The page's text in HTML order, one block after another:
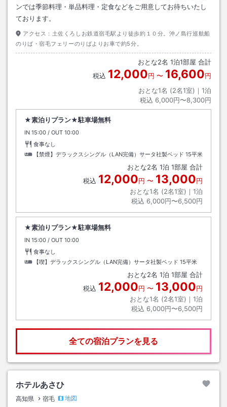
ンでは季節料理・単品料理・定食などをご用意してお待ちいたし
ております。
アクセス： 土佐くろしお鉄道宿毛駅より徒歩約１０分。沖ノ島行巡航船
のりば・宿毛フェリーのりばよりお車で約5分。
おとな2名 1泊1部屋 合計
税込 12,000円 〜 16,600円
おとな1名 (2名1室)｜ 1泊
税込 6,000円〜8,300円
★素泊りプラン★駐車場無料
IN チェックイン
15:00 / OUT チェックアウト
10:00
食事なし
【禁煙】デラックスシングル（LAN完備）サータ社製ベッド 15平米
おとな2名 1泊 1部屋 合計
税込 12,000円 〜 13,000円
おとな1名 (2名1室)｜ 1泊
税込 6,000円〜6,500円
★素泊りプラン★駐車場無料
IN チェックイン
15:00 / OUT チェックアウト
10:00
食事なし
【喫】デラックスシングル（LAN完備）サータ社製ベッド 15平米
おとな2名 1泊 1部屋 合計
税込 12,000円 〜 13,000円
おとな1名 (2名1室)｜ 1泊
税込 6,000円〜6,500円
全ての宿泊プランを見る
ホテルあさひ
高知県 宿毛 地図